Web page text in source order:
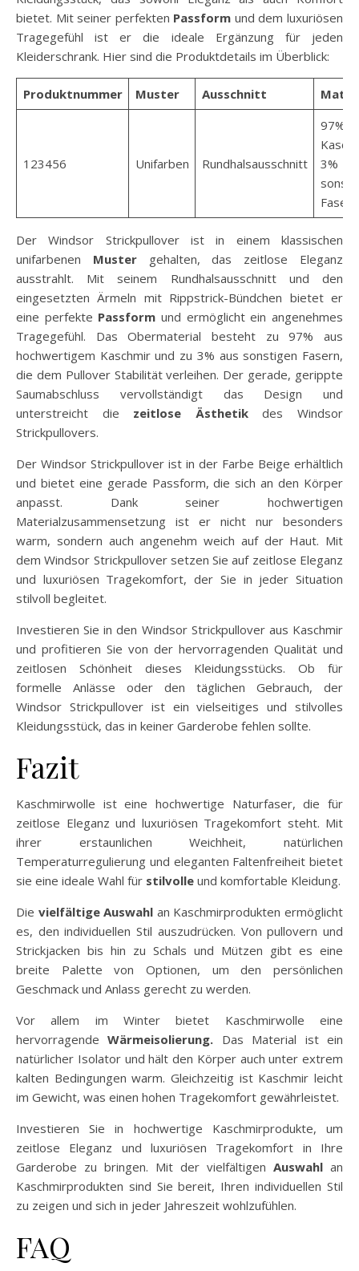
bietet. Mit seiner perfekten Passform und dem luxuriösen
Tragegefühl ist er die ideale Ergänzung für jeden
Kleiderschrank. Hier sind die Produktdetails im Überblick:
Produktnummer Muster Ausschnitt
123456 Unifarben Rundhalsausschnitt
97%
3%
Fasern
Der Windsor Strickpullover ist in einem klassischen
unifarbenen Mustergehalten, das zeitlose Eleganz
ausstrahlt. Mit seinem Rundhalsausschnitt und den
eingesetzten Ärmeln mit Rippstrick-Bündchen bietet er
eine perfekte Passform und ermöglicht ein angenehmes
Tragegefühl. Das Obermaterial besteht zu 97% aus
hochwertigem Kaschmir und zu 3% aus sonstigen Fasern,
die dem Pullover Stabilität verleihen. Der gerade, gerippte
Saumabschluss vervollständigt das Design und
unterstreicht die zeitlose Ästhetikdes Windsor
Strickpullovers.
Der Windsor Strickpullover ist in der Farbe Beige erhältlich
und bietet eine gerade Passform, die sich an den Körper
anpasst. Dank seiner hochwertigen
Materialzusammensetzung ist er nicht nur besonders
warm, sondern auch angenehm weich auf der Haut. Mit
dem Windsor Strickpullover setzen Sie auf zeitlose Eleganz
und luxuriösen Tragekomfort, der Sie in jeder Situation
stilvoll begleitet.
Investieren Sie in den Windsor Strickpullover aus Kaschmir
und profitieren Sie von der hervorragenden Qualität und
zeitlosen Schönheit dieses Kleidungsstücks. Ob für
formelle Anlässe oder den täglichen Gebrauch, der
Windsor Strickpullover ist ein vielseitiges und stilvolles
Kleidungsstück, das in keiner Garderobe fehlen sollte.
Fazit
Kaschmirwolle ist eine hochwertige Naturfaser, die für
zeitlose Eleganz und luxuriösen Tragekomfort steht. Mit
ihrer erstaunlichen Weichheit, natürlichen
Temperaturregulierung und eleganten Faltenfreiheit bietet
sie eine ideale Wahl für stilvolle und komfortable Kleidung.
Die vielfältige Auswahl an Kaschmirprodukten ermöglicht
es, den individuellen Stil auszudrücken. Von pullovern und
Strickjacken bis hin zu Schals und Mützen gibt es eine
breite Palette von Optionen, um den persönlichen
Geschmack und Anlass gerecht zu werden.
Vor allem im Winter bietet Kaschmirwolle eine
hervorragendeWärmeisolierung. Das Material ist ein
natürlicher Isolator und hält den Körper auch unter extrem
kalten Bedingungen warm. Gleichzeitig ist Kaschmir leicht
im Gewicht, was einen hohen Tragekomfort gewährleistet.
Investieren Sie in hochwertige Kaschmirprodukte, um
zeitlose Eleganz und luxuriösen Tragekomfort in Ihre
Garderobe zu bringen. Mit der vielfältigen Auswahl an
Kaschmirprodukten sind Sie bereit, Ihren individuellen Stil
zu zeigen und sich in jeder Jahreszeit wohlzufühlen.
FAQ